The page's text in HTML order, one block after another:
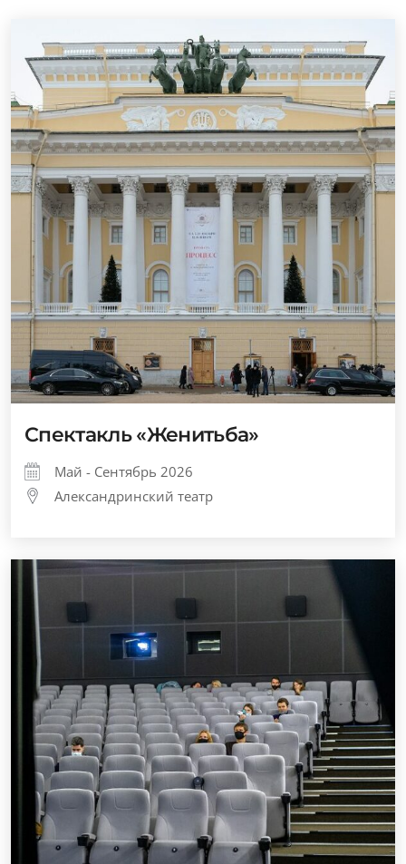
Спектакль «Женитьба»
Май - Сентябрь 2026
Александринский театр